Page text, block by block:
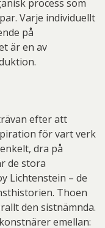
process som
Varje individuellt
på
är en av
efter att
för vart verk
dra på
de stora
Lichtenstein – de
Thoen
den sistnämnda.
emellan: